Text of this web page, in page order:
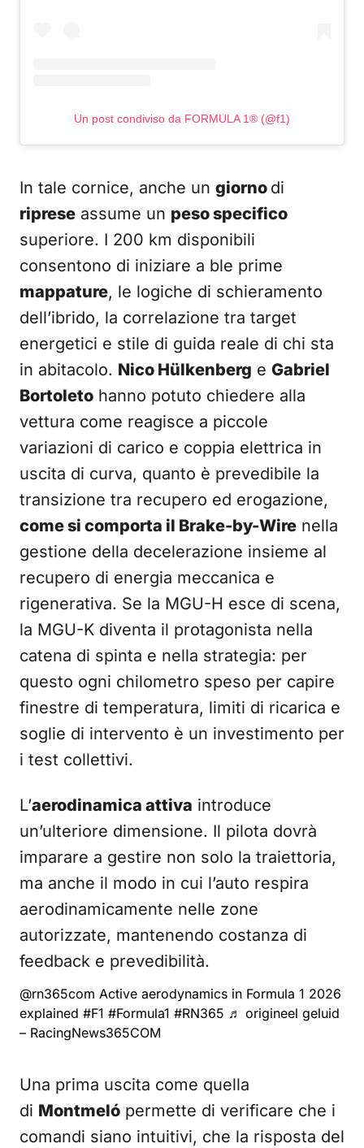
Un post condiviso da FORMULA 1® (@f1)
In tale cornice, anche un giorno di
riprese assume un peso specifico
superiore. I 200 km disponibili
consentono di iniziare a ble prime
mappature, le logiche di schieramento
dell’ibrido, la correlazione tra target
energetici e stile di guida reale di chi sta
in abitacolo. Nico Hülkenberg e Gabriel
Bortoleto hanno potuto chiedere alla
vettura come reagisce a piccole
variazioni di carico e coppia elettrica in
uscita di curva, quanto è prevedibile la
transizione tra recupero ed erogazione,
come si comporta il Brake-by-Wire nella
gestione della decelerazione insieme al
recupero di energia meccanica e
rigenerativa. Se la MGU-H esce di scena,
la MGU-K diventa il protagonista nella
catena di spinta e nella strategia: per
questo ogni chilometro speso per capire
finestre di temperatura, limiti di ricarica e
soglie di intervento è un investimento per
i test collettivi.
L’aerodinamica attiva introduce
un’ulteriore dimensione. Il pilota dovrà
imparare a gestire non solo la traiettoria,
ma anche il modo in cui l’auto respira
aerodinamicamente nelle zone
autorizzate, mantenendo costanza di
feedback e prevedibilità.
@rn365com Active aerodynamics in Formula 1 2026
explained #F1 #Formula1 #RN365 ♬ origineel geluid
– RacingNews365COM
Una prima uscita come quella
di Montmeló permette di verificare che i
comandi siano intuitivi, che la risposta del